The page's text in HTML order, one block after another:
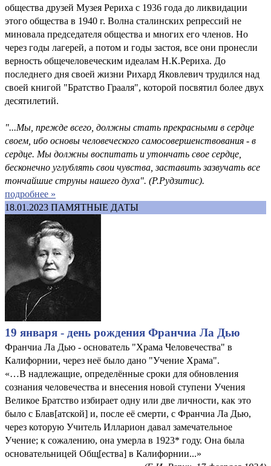
общества друзей Музея Рериха с 1936 года до ликвидации
этого общества в 1940 г. Волна сталинских репрессий не
миновала председателя общества и многих его членов. Но
через годы лагерей, а потом и годы застоя, все они пронесли
верность общечеловеческим идеалам Н.К.Рериха. До
последнего дня своей жизни Рихард Яковлевич трудился над
своей книгой "Братство Грааля", которой посвятил более двух
десятилетий.
"...Мы, прежде всего, должны стать прекрасными в сердце
своем, ибо основы человеческого самосовершенствования - в
сердце. Мы должны воспитать и утончать свое сердце,
бесконечно углублять свои чувства, заставить зазвучать все
тончайшие струны нашего духа". (Р.Рудзитис).
подробнее »
18.01.2023 ПАМЯТНЫЕ ДАТЫ
19 января - день рождения Франчиа Ла Дью
Франчиа Ла Дью - основатель "Храма Человечества" в
Калифорнии, через неё было дано "Учение Храма".
«…В надлежащие, определённые сроки для обновления
сознания человечества и внесения новой ступени Учения
Великое Братство избирает одну или две личности, как это
было с Блав[атской] и, после её смерти, с Франчиа Ла Дью,
через которую Учитель Илларион давал замечательное
Учение; к сожалению, она умерла в 1923* году. Она была
основательницей Общ[ества] в Калифорнии...»